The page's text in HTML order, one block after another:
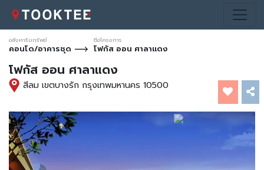
อสังหาริมทรัพย์
คอนโด/อาคารชุด
ชื่อโครงการ
โฟกัส ออน ศาลาแดง
โฟกัส ออน ศาลาแดง
สีลม เขตบางรัก กรุงเทพมหานคร 10500
เท่านั้น
เท่านั้น
เท่านั้น
เท่านั้น
เท่านั้น
เท่านั้น
เท่านั้น
เท่านั้น